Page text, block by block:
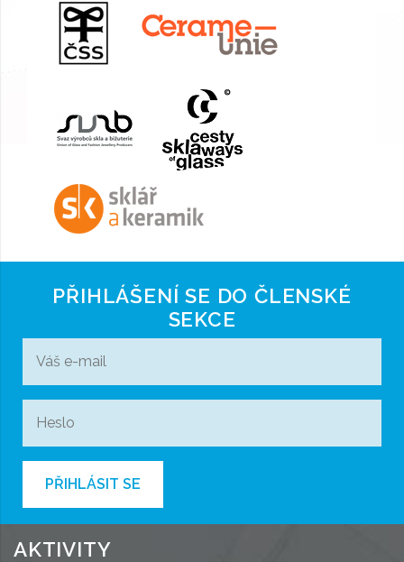
PŘIHLÁŠENÍ SE DO ČLENSKÉ
SEKCE
PŘIHLÁSIT SE
AKTIVITY